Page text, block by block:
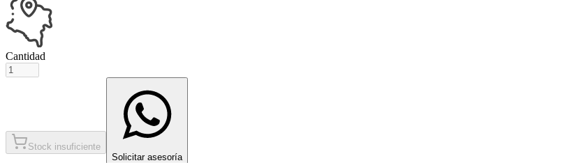
Cantidad
Stock insuficiente
Solicitar asesoría